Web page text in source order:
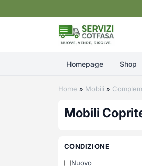
Homepage Shop
Home » Mobili »
Mobili
CONDIZIONE
Nuovo